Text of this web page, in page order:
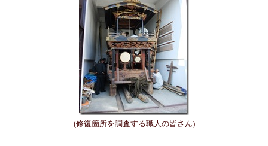
(修復箇所を調査する職人の皆さん)